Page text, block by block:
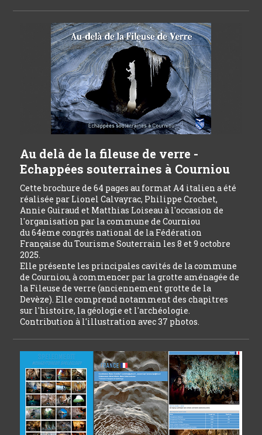
Au delà de la fileuse de verre -
Echappées souterraines à Courniou
Cette brochure de 64 pages au format A4 italien a été
réalisée par Lionel Calvayrac, Philippe Crochet,
Annie Guiraud et Matthias Loiseau à l'occasion de
l'organisation par la commune de Courniou
du 64ème congrès national de la Fédération
Française du Tourisme Souterrain les 8 et 9 octobre
2025.
Elle présente les principales cavités de la commune
de Courniou, à commencer par la grotte aménagée de
la Fileuse de verre (anciennement grotte de la
Devèze). Elle comprend notamment des chapitres
sur l'histoire, la géologie et l'archéologie.
Contribution à l'illustration avec 37 photos.